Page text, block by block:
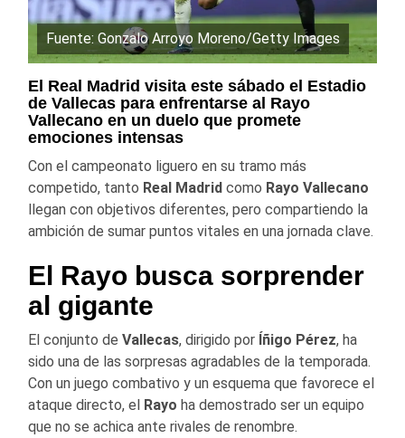
Fuente: Gonzalo Arroyo Moreno/Getty Images
El Real Madrid visita este sábado el Estadio
de Vallecas para enfrentarse al Rayo
Vallecano en un duelo que promete
emociones intensas
Con el campeonato liguero en su tramo más
competido, tanto Real Madrid como Rayo Vallecano
llegan con objetivos diferentes, pero compartiendo la
ambición de sumar puntos vitales en una jornada clave.
El Rayo busca sorprender
al gigante
El conjunto de Vallecas, dirigido por Íñigo Pérez, ha
sido una de las sorpresas agradables de la temporada.
Con un juego combativo y un esquema que favorece el
ataque directo, el Rayo ha demostrado ser un equipo
que no se achica ante rivales de renombre.